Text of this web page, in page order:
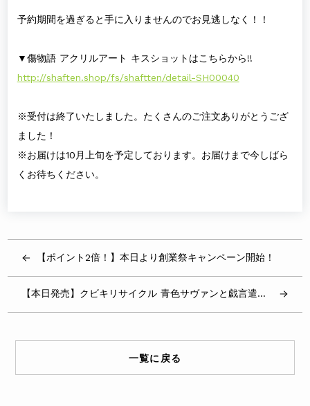
予約期間を過ぎると手に入りませんのでお見逃しなく！！
▼傷物語 アクリルアート キスショットはこちらから!!
http://shaften.shop/fs/shaftten/detail-SH00040
※受付は終了いたしました。たくさんのご注文ありがとうござ
ました！
※お届けは10月上旬を予定しております。お届けまで今しばら
くお待ちください。
【ポイント2倍！】本日より創業祭キャンペーン開始！
【本日発売】クビキリサイクル 青色サヴァンと戯言遣いの設定資料集
一覧に戻る